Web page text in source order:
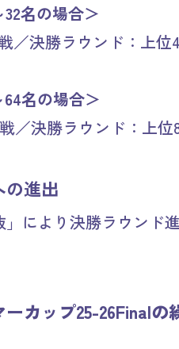
名の場合＞
／決勝ラウンド：上位
名の場合＞
／決勝ラウンド：上位
の進出
」により決勝ラウンド
カップ25-26Finalの